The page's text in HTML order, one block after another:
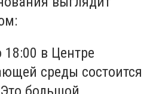
в Центре
среды состоится